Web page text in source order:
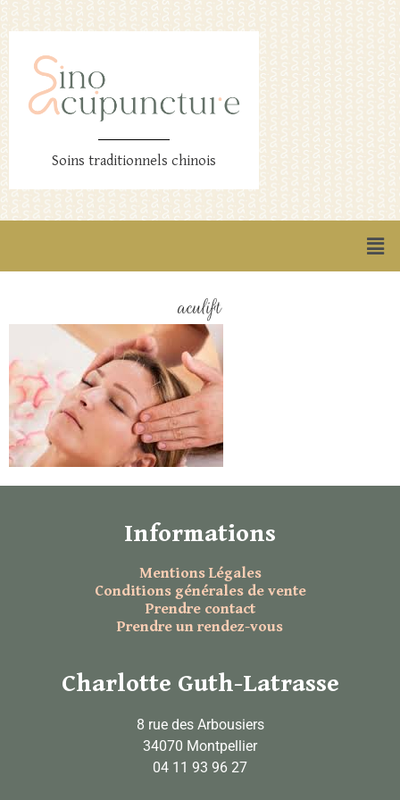
Soins traditionnels chinois
aculift
Informations
Mentions Légales
Conditions générales de vente
Prendre contact
Prendre un rendez-vous
Charlotte Guth-Latrasse
8 rue des Arbousiers
34070 Montpellier
04 11 93 96 27